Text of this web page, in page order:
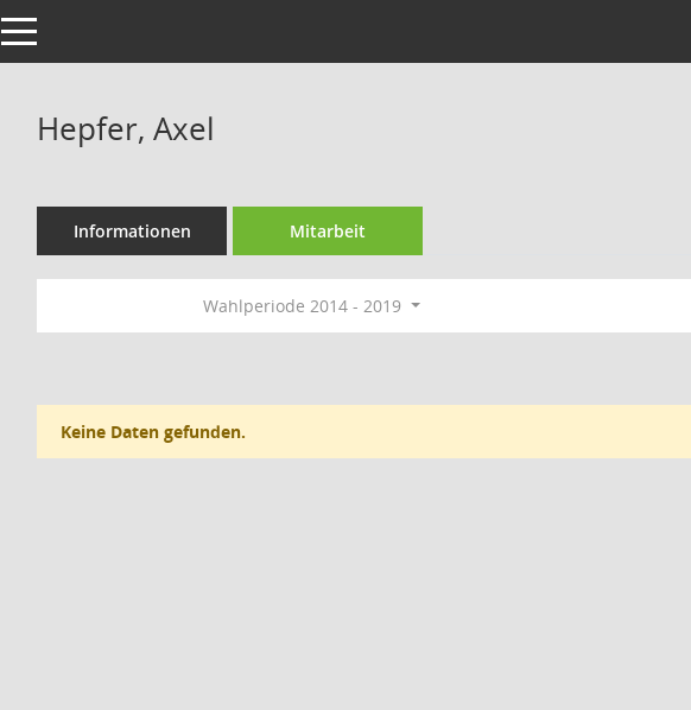
Toggle navigation
Hepfer, Axel
Informationen Mitarbeit
Wahlperiode 2014 - 2019
Keine Daten gefunden.